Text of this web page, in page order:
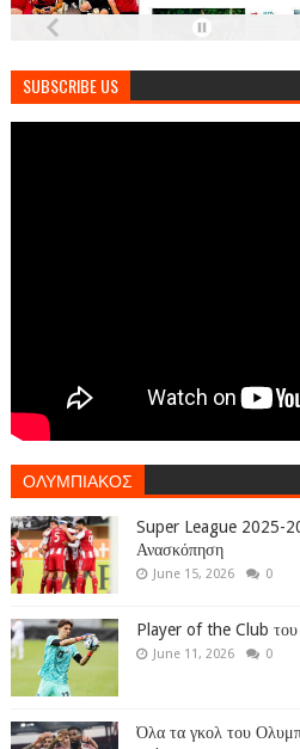
SUBSCRIBE US
ΟΛΥΜΠΙΑΚΟΣ
Super League 2025-
Ανασκόπηση
June 15, 2026 0
Player of the Club του
June 11, 2026 0
Όλα τα γκολ του